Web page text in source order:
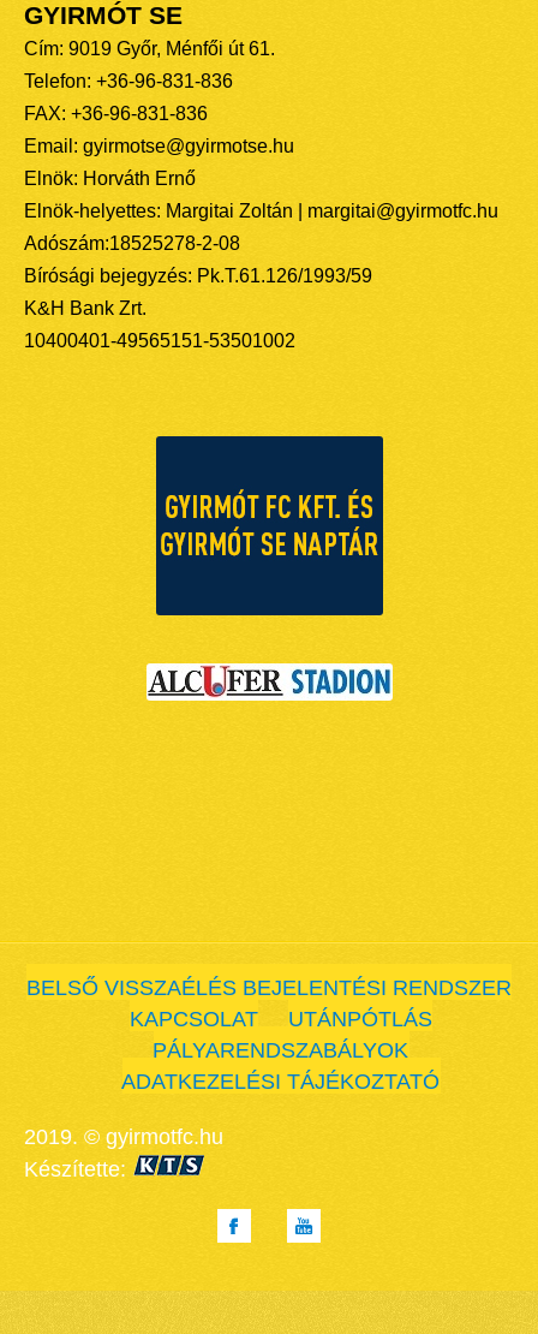
GYIRMÓT SE
Cím: 9019 Győr, Ménfői út 61.
Telefon: +36-96-831-836
FAX: +36-96-831-836
Email: gyirmotse@gyirmotse.hu
Elnök: Horváth Ernő
Elnök-helyettes: Margitai Zoltán | margitai@gyirmotfc.hu
Adószám:18525278-2-08
Bírósági bejegyzés: Pk.T.61.126/1993/59
K&H Bank Zrt.
10400401-49565151-53501002
BELSŐ VISSZAÉLÉS BEJELENTÉSI RENDSZER
KAPCSOLAT
UTÁNPÓTLÁS
PÁLYARENDSZABÁLYOK
ADATKEZELÉSI TÁJÉKOZTATÓ
2019. © gyirmotfc.hu
Készítette: